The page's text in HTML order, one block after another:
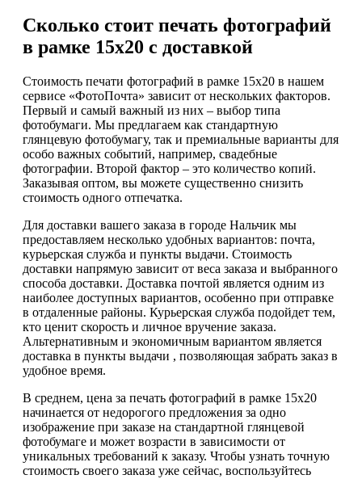
Сколько стоит печать фотографий
в рамке 15х20 с доставкой
Стоимость печати фотографий в рамке 15х20 в нашем
сервисе «ФотоПочта» зависит от нескольких факторов.
Первый и самый важный из них – выбор типа
фотобумаги. Мы предлагаем как стандартную
глянцевую фотобумагу, так и премиальные варианты для
особо важных событий, например, свадебные
фотографии. Второй фактор – это количество копий.
Заказывая оптом, вы можете существенно снизить
стоимость одного отпечатка.
Для доставки вашего заказа в городе Нальчик мы
предоставляем несколько удобных вариантов: почта,
курьерская служба и пункты выдачи. Стоимость
доставки напрямую зависит от веса заказа и выбранного
способа доставки. Доставка почтой является одним из
наиболее доступных вариантов, особенно при отправке
в отдаленные районы. Курьерская служба подойдет тем,
кто ценит скорость и личное вручение заказа.
Альтернативным и экономичным вариантом является
доставка в пункты выдачи , позволяющая забрать заказ в
удобное время.
В среднем, цена за печать фотографий в рамке 15х20
начинается от недорогого предложения за одно
изображение при заказе на стандартной глянцевой
фотобумаге и может возрасти в зависимости от
уникальных требований к заказу. Чтобы узнать точную
стоимость своего заказа уже сейчас, воспользуйтесь